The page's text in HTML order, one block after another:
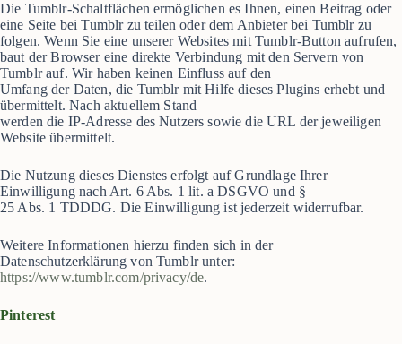
Die Tumblr-Schaltflächen ermöglichen es Ihnen, einen Beitrag oder
eine Seite bei Tumblr zu teilen oder dem Anbieter bei Tumblr zu
folgen. Wenn Sie eine unserer Websites mit Tumblr-Button aufrufen,
baut der Browser eine direkte Verbindung mit den Servern von
Tumblr auf. Wir haben keinen Einfluss auf den
Umfang der Daten, die Tumblr mit Hilfe dieses Plugins erhebt und
übermittelt. Nach aktuellem Stand
werden die IP-Adresse des Nutzers sowie die URL der jeweiligen
Website übermittelt.
Die Nutzung dieses Dienstes erfolgt auf Grundlage Ihrer
Einwilligung nach Art. 6 Abs. 1 lit. a DSGVO und §
25 Abs. 1 TDDDG. Die Einwilligung ist jederzeit widerrufbar.
Weitere Informationen hierzu finden sich in der
Datenschutzerklärung von Tumblr unter:
https://www.tumblr.com/privacy/de.
Pinterest